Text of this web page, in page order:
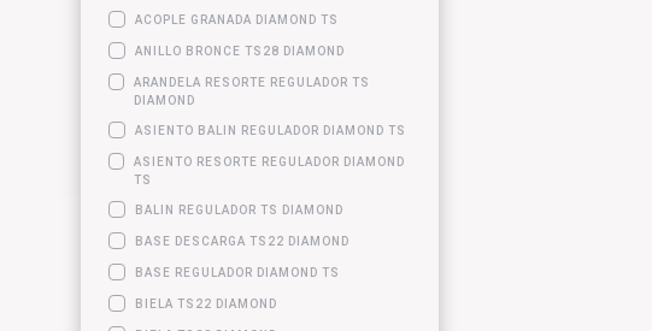
ACOPLE GRANADA DIAMOND TS
ANILLO BRONCE TS28 DIAMOND
ARANDELA RESORTE REGULADOR TS
DIAMOND
ASIENTO BALIN REGULADOR DIAMOND TS
ASIENTO RESORTE REGULADOR DIAMOND
TS
BALIN REGULADOR TS DIAMOND
BASE DESCARGA TS22 DIAMOND
BASE REGULADOR DIAMOND TS
BIELA TS22 DIAMOND